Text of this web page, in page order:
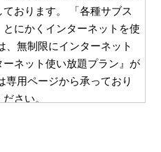
おります。 「各種サブス
にかくインターネットを使
、無制限にインターネット
ネット使い放題プラン』が
専用ページから承っており
さい。